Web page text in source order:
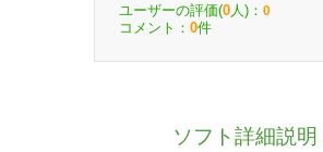
ユーザーの評価(0 人)： 0
コメント： 0件
ソフト詳細説明